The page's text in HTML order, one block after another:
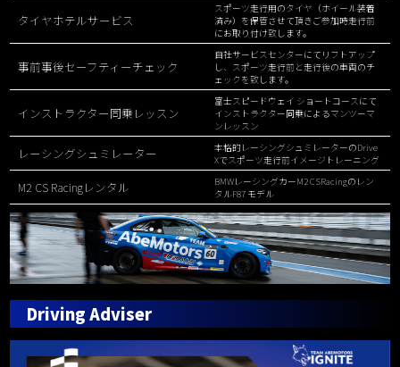
タイヤホテルサービス
スポーツ走行用のタイヤ（ホイール装着
済み）を保管させて頂きご参加時走行前
にお取り付け致します。
事前事後セーフティーチェック
自社サービスセンターにてリフトアップ
し、スポーツ走行前と走行後の車両のチ
ェックを致します。
インストラクター同乗レッスン
富士スピードウェイ ショートコースにて
インストラクター同乗によるマンツーマ
ンレッスン
レーシングシュミレーター
本格的レーシングシュミレーターのDrive
Xでスポーツ走行前イメージトレーニング
M2 CS Racingレンタル
BMWレーシングカーM2 CSRacingのレン
タルF87 モデル
Driving Adviser